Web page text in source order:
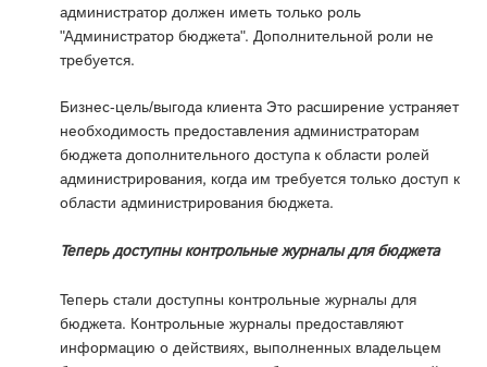
администратор должен иметь только роль
"Администратор бюджета". Дополнительной роли не
требуется.
Бизнес-цель/выгода клиента Это расширение устраняет
необходимость предоставления администраторам
бюджета дополнительного доступа к области ролей
администрирования, когда им требуется только доступ к
области администрирования бюджета.
Теперь доступны контрольные журналы для бюджета
Теперь стали доступны контрольные журналы для
бюджета. Контрольные журналы предоставляют
информацию о действиях, выполненных владельцем